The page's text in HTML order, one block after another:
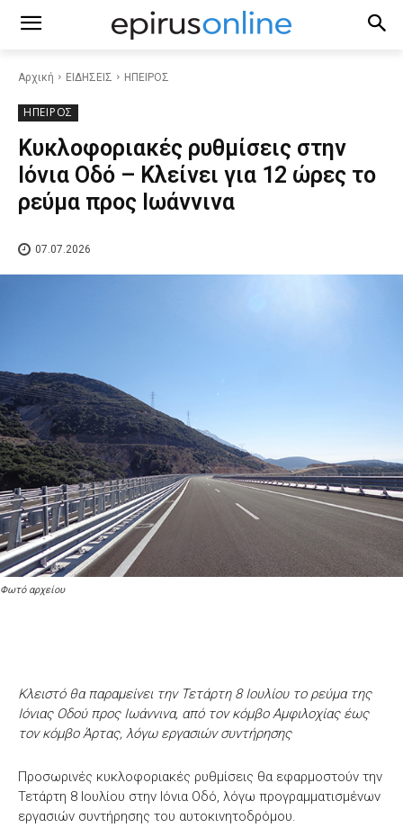
Αρχική ΕΙΔΗΣΕΙΣ ΗΠΕΙΡΟΣ
ΗΠΕΙΡΟΣ
Κυκλοφοριακές ρυθμίσεις στην
Ιόνια Οδό – Κλείνει για 12 ώρες το
ρεύμα προς Ιωάννινα
07.07.2026
Φωτό αρχείου
Κλειστό θα παραμείνει την Τετάρτη 8 Ιουλίου το ρεύμα της
Ιόνιας Οδού προς Ιωάννινα, από τον κόμβο Αμφιλοχίας έως
τον κόμβο Άρτας, λόγω εργασιών συντήρησης
Προσωρινές κυκλοφοριακές ρυθμίσεις θα εφαρμοστούν την
Τετάρτη 8 Ιουλίου στην Ιόνια Οδό, λόγω προγραμματισμένων
εργασιών συντήρησης του αυτοκινητοδρόμου.